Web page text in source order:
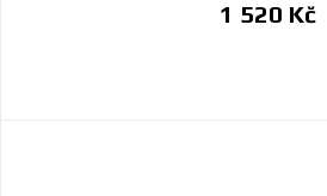
1 520 Kč